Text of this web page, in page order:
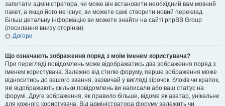
запитати адміністратора, чи може він встановити необхідний вам мовний
пакет, а якщо його не існує, ви можете самі створити новий переклад.
Більш детальну інформацію ви можете знайти на сайті phpBB Group
(посилання внизу сторінки).
Догори
Що означають зображення поряд з моїм іменем користувача?
При перегляді повідомлень може відображатись два зображення поряд з
іменем користувача. Залежно від стилю форуму, перше зображення може
відноситись до вашого звання, зазвичай у вигляді зірочок, блоків чи крапок,
які відображають скільки повідомлень ви написали або ваш статус на
форумі. Друге зображення, як правило більше, відоме як аватар, унікальне
для кожного користувача. Від адміністратора форуму залежить чи